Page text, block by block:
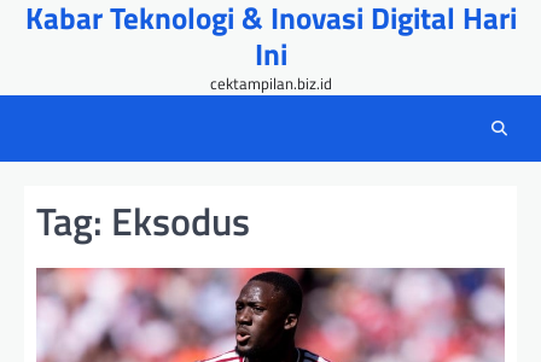
SkipKabar Teknologi & Inovasi Digital Hari
Ini
cektampilan.biz.id
Tag: Eksodus